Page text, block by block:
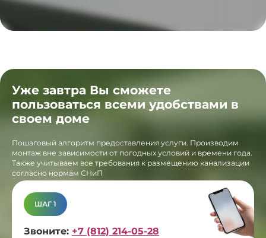
Уже завтра Вы сможете
пользоваться всеми удобствами в
своем доме
Пошаговый алгоритм предоставления услуги. Производим
монтаж вне зависимости от погодных условий и времени года.
Также учитываем все требования к размещению канализации
согласно нормам СНиП
ШАГ 1
Звоните: +7 (812) 214-05-28